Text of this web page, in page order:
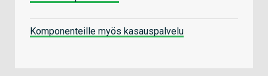
Komponenteille myös kasauspalvelu